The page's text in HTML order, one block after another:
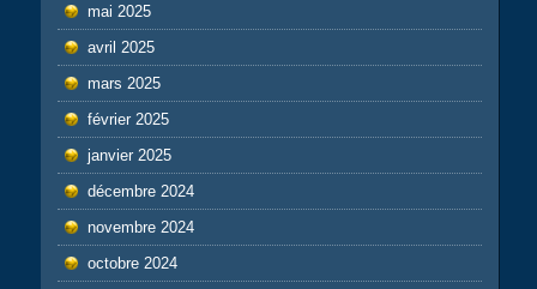
mai 2025
avril 2025
mars 2025
février 2025
janvier 2025
décembre 2024
novembre 2024
octobre 2024